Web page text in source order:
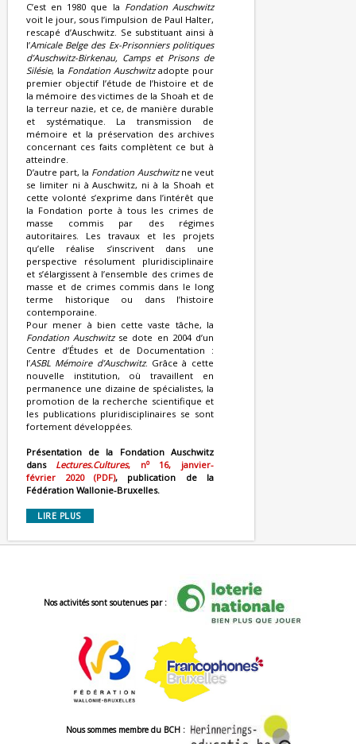
C’est en 1980 que la Fondation Auschwitz
voit le jour, sous l’impulsion de Paul Halter,
rescapé d’Auschwitz. Se substituant ainsi à
l’Amicale Belge des Ex-Prisonniers politiques
d’Auschwitz-Birkenau, Camps et Prisons de
Silésie, la Fondation Auschwitzadopte pour
premier objectif l’étude de l’histoire et de
la mémoire des victimes de la Shoah et de
la terreur nazie, et ce, de manière durable
et systématique. La transmission de
mémoire et la préservation des archives
concernant ces faits complètent ce but à
atteindre.
D’autre part, la Fondation Auschwitzne veut
se limiter ni à Auschwitz, ni à la Shoah et
cette volonté s’exprime dans l’intérêt que
la Fondation porte à tous les crimes de
masse commis par des régimes
autoritaires. Les travaux et les projets
qu’elle réalise s’inscrivent dans une
perspective résolument pluridisciplinaire
et s’élargissent à l’ensemble des crimes de
masse et de crimes commis dans le long
terme historique ou dans l’histoire
contemporaine.
Pour mener à bien cette vaste tâche, la
Fondation Auschwitzse dote en 2004 d’un
Centre d’Études et de Documentation :
l’ASBL Mémoire d’Auschwitz. Grâce à cette
nouvelle institution, où travaillent en
permanence une dizaine de spécialistes, la
promotion de la recherche scientifique et
les publications pluridisciplinaires se sont
fortement développées.
Présentation de la Fondation Auschwitz
dans Lectures.Cultures, no16, janvier-
février 2020 (PDF), publication de la
Fédération Wallonie-Bruxelles.
LIRE PLUS
Nos activités sont soutenues par :
Nous sommes membre du BCH :